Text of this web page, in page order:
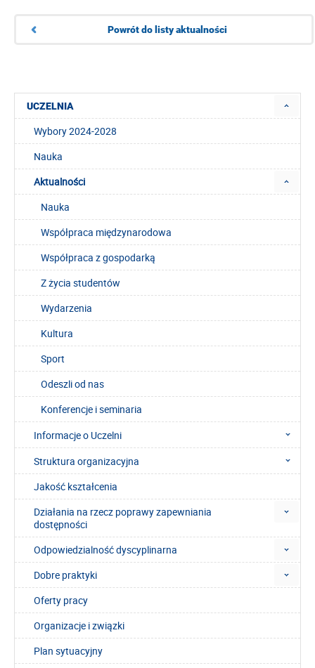
Powrót do listy aktualności
UCZELNIA
Wybory 2024-2028
Nauka
Aktualności
Nauka
Współpraca międzynarodowa
Współpraca z gospodarką
Z życia studentów
Wydarzenia
Kultura
Sport
Odeszli od nas
Konferencje i seminaria
Informacje o Uczelni
Struktura organizacyjna
Jakość kształcenia
Działania na rzecz poprawy zapewniania
dostępności
Odpowiedzialność dyscyplinarna
Dobre praktyki
Oferty pracy
Organizacje i związki
Plan sytuacyjny